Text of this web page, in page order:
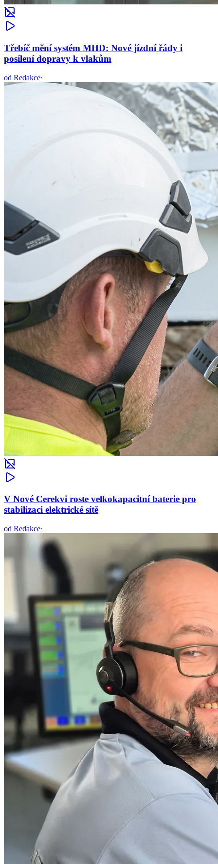
Třebíč mění systém MHD: Nové jízdní řády i
posílení dopravy k vlakům
od Redakce·
V Nové Cerekvi roste velkokapacitní baterie pro
stabilizaci elektrické sítě
od Redakce·